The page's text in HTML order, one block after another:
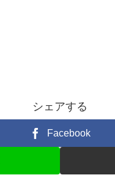
シェアする
Facebook